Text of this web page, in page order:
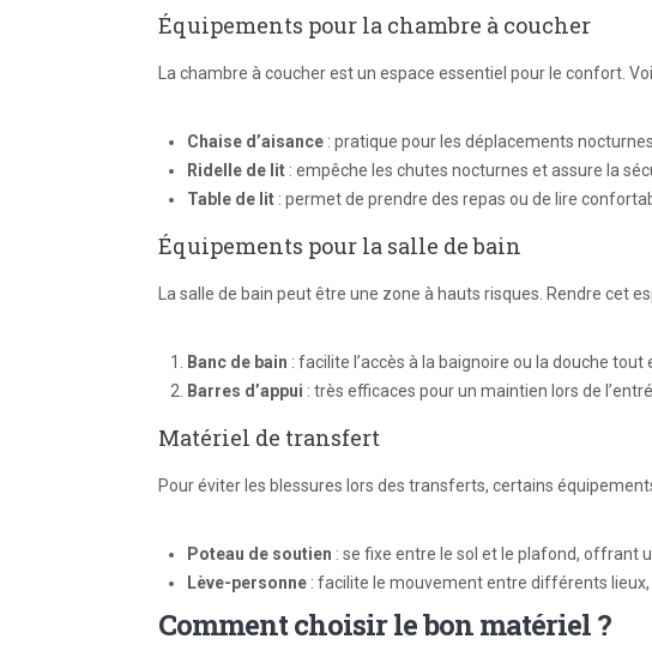
Équipements pour la chambre à coucher
La chambre à coucher est un espace essentiel pour le confort.
Chaise d’aisance : pratique pour les déplacements nocturnes.
Ridelle de lit : empêche les chutes nocturnes et assure la
Table de lit : permet de prendre des repas ou de lire
Équipements pour la salle de bain
La salle de bain peut être une zone à hauts risques. Rendre cet
Banc de bain : facilite l’accès à la baignoire ou la douche
Barres d’appui : très efficaces pour un maintien lors de
Matériel de transfert
Pour éviter les blessures lors des transferts, certains
Poteau de soutien : se fixe entre le sol et le plafond, offrant
Lève-personne : facilite le mouvement entre différents
Comment choisir le bon matériel ?